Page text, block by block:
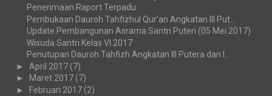
Penerimaan Raport Terpadu
Pembukaan Dauroh Tahfizhul Qur'an Angkatan III Put...
Update Pembangunan Asrama Santri Puteri (05 Mei 2017)
Wisuda Santri Kelas VI 2017
Penutupan Dauroh Tahfizh Angkatan III Putera dan I...
► April 2017 (7)
►
Maret 2017 (7)
► Februari 2017 (2)